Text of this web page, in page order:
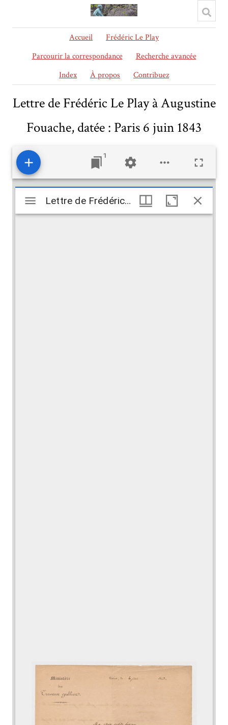
Accueil
Frédéric Le Play
Parcourir la correspondance
Recherche avancée
Index
À propos Contribuez
Lettre de Frédéric Le Play à Augustine
Fouache, datée : Paris 6 juin 1843
1
Mirador
viewer
Lettre de Frédéric Le Play à Augustine Fouache, datée : Paris 6 juin 1843